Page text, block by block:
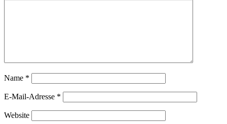
Name *
E-Mail-Adresse *
Website